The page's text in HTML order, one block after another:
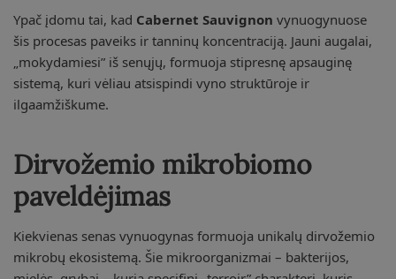
Ypač įdomu tai, kad Cabernet Sauvignon vynuogynuose
šis procesas paveiks ir tanninų koncentraciją. Jauni augalai,
„mokydamiesi” iš senųjų, formuoja stipresnę apsauginę
sistemą, kuri vėliau atsispindi vyno struktūroje ir
ilgaamžiškume.
Dirvožemio mikrobiomo
paveldėjimas
Kiekvienas senas vynuogynas formuoja unikalų dirvožemio
mikrobų ekosistemą. Šie mikroorganizmai – bakterijos,